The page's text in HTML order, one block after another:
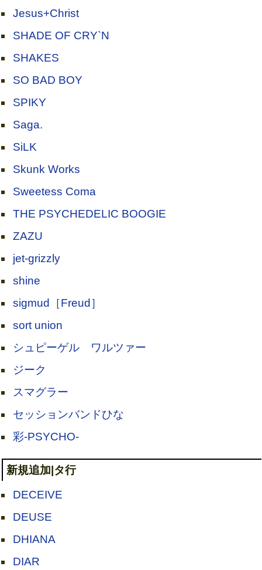
Jesus+Christ
SHADE OF CRY`N
SHAKES
SO BAD BOY
SPIKY
Saga.
SiLK
Skunk Works
Sweetess Coma
THE PSYCHEDELIC BOOGIE
ZAZU
jet-grizzly
shine
sigmud［Freud］
sort union
シュピーゲル ワルツァー
ジーク
スマグラー
セッションバンドひな
彩-PSYCHO-
新規追加|タ行
DECEIVE
DEUSE
DHIANA
DIAR